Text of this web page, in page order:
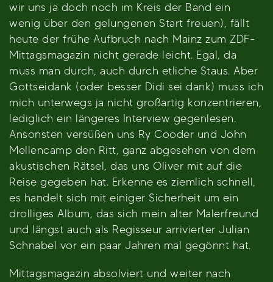
wir uns ja doch noch im Kreis der Band ein
wenig über den gelungenen Start freuen), fällt
heute der frühe Aufbruch nach Mainz zum ZDF-
Mittagsmagazin nicht gerade leicht. Egal, da
muss man durch, auch durch etliche Staus. Aber
Gottseidank (oder besser Didi sei dank) muss ich
mich unterwegs ja nicht großartig konzentrieren,
lediglich ein längeres Interview gegenlesen.
Ansonsten versüßen uns Ry Cooder und John
Mellencamp den Ritt, ganz abgesehen von dem
akustischen Rätsel, das uns Oliver mit auf die
Reise gegeben hat. Erkenne es ziemlich schnell,
es handelt sich mit einiger Sicherheit um ein
drolliges Album, das sich mein alter Malerfreund
und längst auch als Regisseur arrivierter Julian
Schnabel vor ein paar Jahren mal gegönnt hat.
Mittagsmagazin absolviert und weiter nach